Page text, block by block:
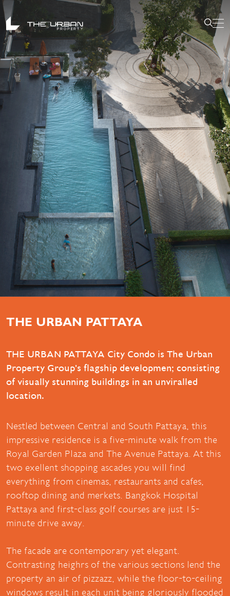
THE URBAN PATTAYA
THE URBAN PATTAYA City Condo is The Urban
Property Group's flagship developmen; consisting
of visually stunning buildings in an unviralled
location.
Nestled between Central and South Pattaya, this
impressive residence is a five-minute walk from the
Royal Garden Plaza and The Avenue Pattaya. At this
two exellent shopping ascades you will find
everything from cinemas, restaurants and cafes,
rooftop dining and merkets. Bangkok Hospital
Pattaya and first-class golf courses are just 15-
minute drive away.
The facade are contemporary yet elegant.
Contrasting heighrs of the various sections lend the
property an air of pizzazz, while the floor-to-ceiling
windows result in each unit being gloriously flooded